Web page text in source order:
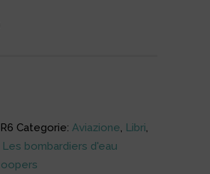
Categorie: Aviazione, Libri,
Les bombardiers d'eau